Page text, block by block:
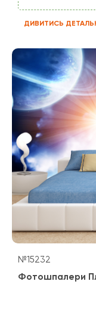
ДИВИТИСЬ
№15232
Фотошпалери